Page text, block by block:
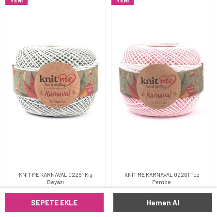
SEPETE EKLE Hemen Al
KNIT ME KARNAVAL 02251 Kış
Beyazı
KNIT ME KARNAVAL 02261 Toz
Pembe